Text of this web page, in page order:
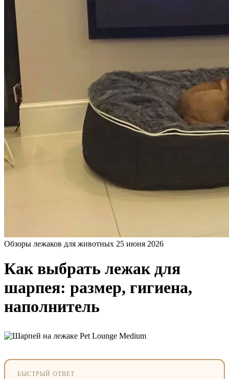
Обзоры лежаков для животных 25 июня 2026
Как выбрать лежак для
шарпея: размер, гигиена,
наполнитель
БЫСТРЫЙ ОТВЕТ